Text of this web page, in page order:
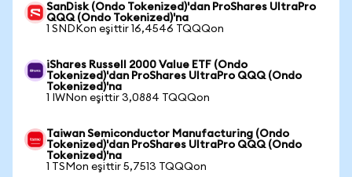
SanDisk (Ondo Tokenized)'dan ProShares UltraPro
QQQ (Ondo Tokenized)'na
1 SNDKon eşittir 16,4546 TQQQon
iShares Russell 2000 Value ETF (Ondo
Tokenized)'dan ProShares UltraPro QQQ (Ondo
Tokenized)'na
1 IWNon eşittir 3,0884 TQQQon
Taiwan Semiconductor Manufacturing (Ondo
Tokenized)'dan ProShares UltraPro QQQ (Ondo
Tokenized)'na
1 TSMon eşittir 5,7513 TQQQon